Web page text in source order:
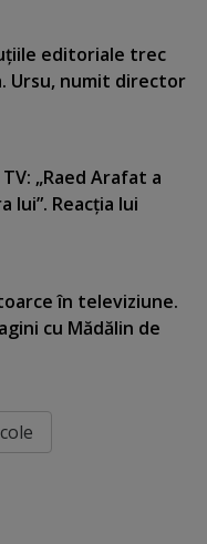
editoriale trec
Ursu, numit director
TV: „Raed Arafat a
lui”. Reacţia lui
în televiziune.
cu Mădălin de